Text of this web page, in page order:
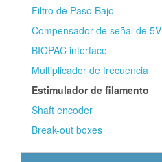
Filtro de Paso Bajo
Compensador de señal de 5V
BIOPAC interface
Multiplicador de frecuencia
Estimulador de filamento
Shaft encoder
Break-out boxes